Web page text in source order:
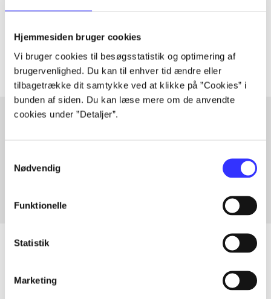
Hjemmesiden bruger cookies
Vi bruger cookies til besøgsstatistik og optimering af
brugervenlighed. Du kan til enhver tid ændre eller
tilbagetrække dit samtykke ved at klikke på ”Cookies” i
bunden af siden. Du kan læse mere om de anvendte
cookies under ”Detaljer”.
Nødvendig
Funktionelle
Statistik
Marketing
Artiklerne i handler ofte om
Fra
Artikler